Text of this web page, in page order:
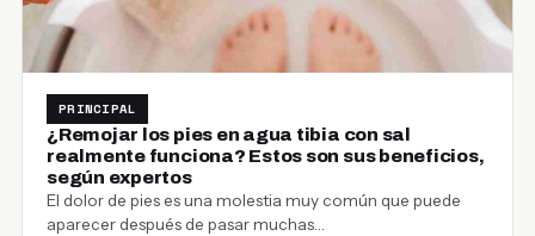
PRINCIPAL
¿Remojar los pies en agua tibia con sal
realmente funciona? Estos son sus beneficios,
según expertos
El dolor de pies es una molestia muy común que puede
aparecer después de pasar muchas…